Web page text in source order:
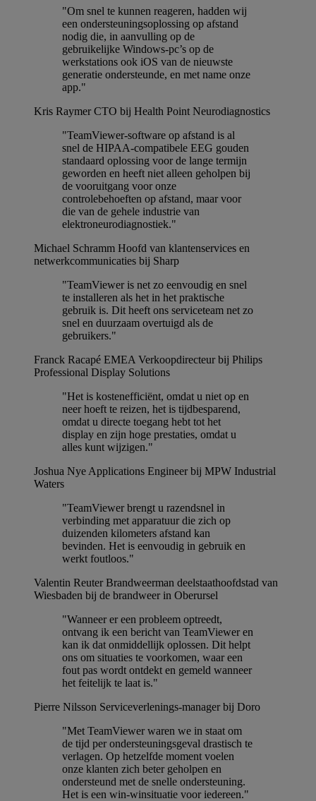
"Om snel te kunnen reageren, hadden wij
een ondersteuningsoplossing op afstand
nodig die, in aanvulling op de
gebruikelijke Windows-pc’s op de
werkstations ook iOS van de nieuwste
generatie ondersteunde, en met name onze
app."
Kris Raymer CTO bij Health Point Neurodiagnostics
"TeamViewer-software op afstand is al
snel de HIPAA-compatibele EEG gouden
standaard oplossing voor de lange termijn
geworden en heeft niet alleen geholpen bij
de vooruitgang voor onze
controlebehoeften op afstand, maar voor
die van de gehele industrie van
elektroneurodiagnostiek."
Michael Schramm Hoofd van klantenservices en
netwerkcommunicaties bij Sharp
"TeamViewer is net zo eenvoudig en snel
te installeren als het in het praktische
gebruik is. Dit heeft ons serviceteam net zo
snel en duurzaam overtuigd als de
gebruikers."
Franck Racapé EMEA Verkoopdirecteur bij Philips
Professional Display Solutions
"Het is kostenefficiënt, omdat u niet op en
neer hoeft te reizen, het is tijdbesparend,
omdat u directe toegang hebt tot het
display en zijn hoge prestaties, omdat u
alles kunt wijzigen."
Joshua Nye Applications Engineer bij MPW Industrial
Waters
"TeamViewer brengt u razendsnel in
verbinding met apparatuur die zich op
duizenden kilometers afstand kan
bevinden. Het is eenvoudig in gebruik en
werkt foutloos."
Valentin Reuter Brandweerman deelstaathoofdstad van
Wiesbaden bij de brandweer in Oberursel
"Wanneer er een probleem optreedt,
ontvang ik een bericht van TeamViewer en
kan ik dat onmiddellijk oplossen. Dit helpt
ons om situaties te voorkomen, waar een
fout pas wordt ontdekt en gemeld wanneer
het feitelijk te laat is."
Pierre Nilsson Serviceverlenings-manager bij Doro
"Met TeamViewer waren we in staat om
de tijd per ondersteuningsgeval drastisch te
verlagen. Op hetzelfde moment voelen
onze klanten zich beter geholpen en
ondersteund met de snelle ondersteuning.
Het is een win-winsituatie voor iedereen."